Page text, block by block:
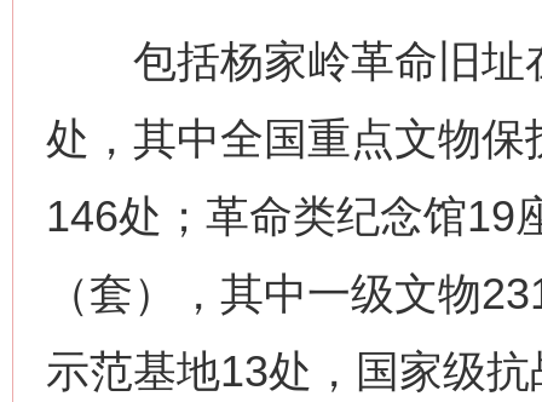
包括杨家岭革命旧址
处，其中全国重点文物
146处；革命类纪念馆19
（套），其中一级文物
示范基地13处，国家级